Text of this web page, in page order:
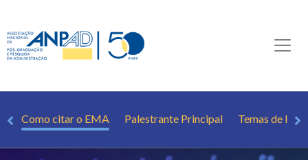
Como citar o EMA Palestrante Principal Temas de